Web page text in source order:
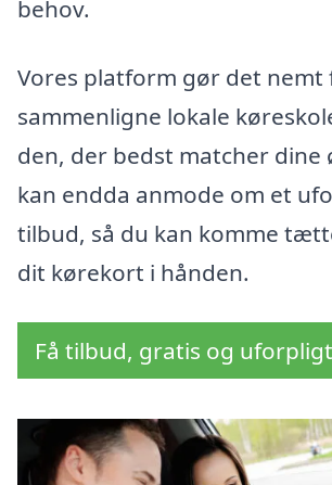
behov.
Vores platform gør det nemt
sammenligne lokale
den, der bedst matcher dine
kan endda anmode om et
tilbud, så du kan komme
dit kørekort i hånden.
Få tilbud, gratis og